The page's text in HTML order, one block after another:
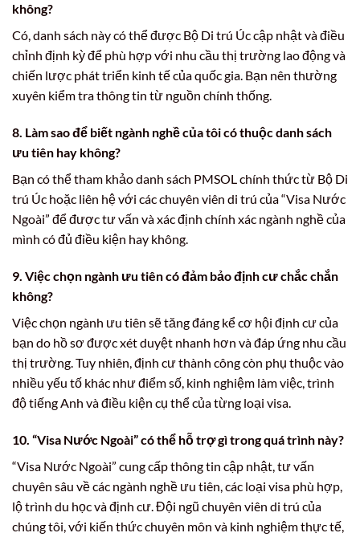
không?
Có, danh sách này có thể được Bộ Di trú Úc cập nhật và điều
chỉnh định kỳ để phù hợp với nhu cầu thị trường lao động và
chiến lược phát triển kinh tế của quốc gia. Bạn nên thường
xuyên kiểm tra thông tin từ nguồn chính thống.
8. Làm sao để biết ngành nghề của tôi có thuộc danh sách
ưu tiên hay không?
Bạn có thể tham khảo danh sách PMSOL chính thức từ Bộ Di
trú Úc hoặc liên hệ với các chuyên viên di trú của “Visa Nước
Ngoài” để được tư vấn và xác định chính xác ngành nghề của
mình có đủ điều kiện hay không.
9. Việc chọn ngành ưu tiên có đảm bảo định cư chắc chắn
không?
Việc chọn ngành ưu tiên sẽ tăng đáng kể cơ hội định cư của
bạn do hồ sơ được xét duyệt nhanh hơn và đáp ứng nhu cầu
thị trường. Tuy nhiên, định cư thành công còn phụ thuộc vào
nhiều yếu tố khác như điểm số, kinh nghiệm làm việc, trình
độ tiếng Anh và điều kiện cụ thể của từng loại visa.
10. “Visa Nước Ngoài” có thể hỗ trợ gì trong quá trình này?
“Visa Nước Ngoài” cung cấp thông tin cập nhật, tư vấn
chuyên sâu về các ngành nghề ưu tiên, các loại visa phù hợp,
lộ trình du học và định cư. Đội ngũ chuyên viên di trú của
chúng tôi, với kiến thức chuyên môn và kinh nghiệm thực tế,